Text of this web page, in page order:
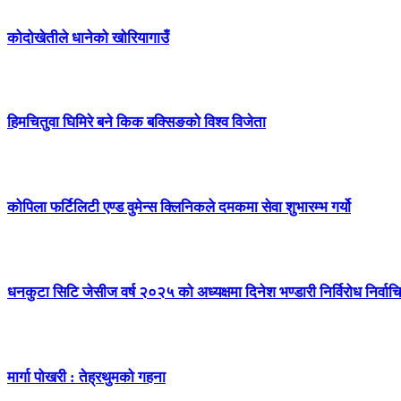
कोदोखेतीले धानेको खोरियागाउँ
हिमचितुवा घिमिरे बने किक बक्सिङको विश्व विजेता
कोपिला फर्टिलिटी एण्ड वुमेन्स क्लिनिकले दमकमा सेवा शुभारम्भ गर्यो
धनकुटा सिटि जेसीज वर्ष २०२५ को अध्यक्षमा दिनेश भण्डारी निर्विरोध
मार्गा पोखरी : तेह्रथुमको गहना